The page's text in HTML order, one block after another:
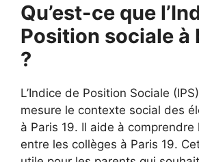
Qu’est-ce que
Position sociale à
?
L’Indice de Position Sociale
mesure le contexte social des
à Paris 19. Il aide à
entre les collèges à Paris 19.